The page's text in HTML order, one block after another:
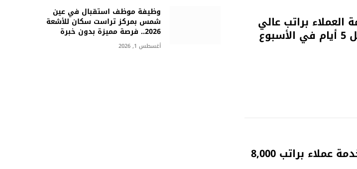
براتب عالي
مطلوب موظفين خدمة عملاء براتب 8,000
وظيفة موظف استقبال في عين
شمس بمركز تراست سكان للأشعة
2026.. فرصة مميزة بدون خبرة
أغسطس 1, 2026